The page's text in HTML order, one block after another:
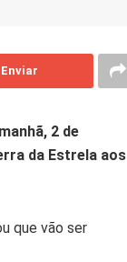
Enviar
2 de
da Estrela aos
que vão ser